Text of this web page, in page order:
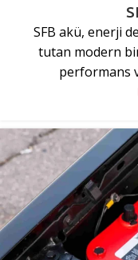
SFB akü, enerji
tutan modern
performans